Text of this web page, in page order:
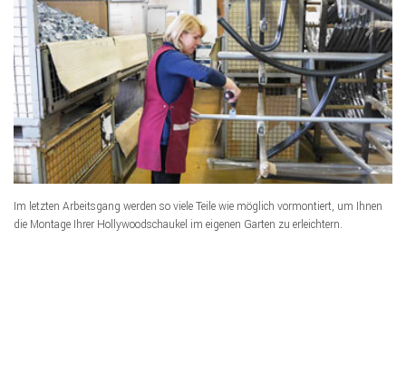
Im letzten Arbeitsgang werden so viele Teile wie möglich vormontiert, um Ihnen
die Montage Ihrer Hollywoodschaukel im eigenen Garten zu erleichtern.